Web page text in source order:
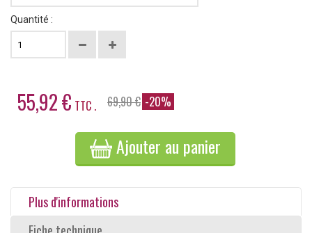
Quantité :
55,92 € TTC . 69,90 € -20%
Ajouter au panier
Plus d'informations